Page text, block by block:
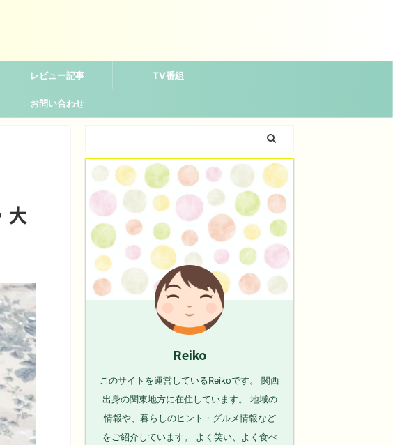
レビュー記事 TV番組
お問い合わせ
大
Reiko
このサイトを運営しているReikoです。 関西
出身の関東地方に在住しています。 地域の
情報や、暮らしのヒント・グルメ情報など
をご紹介しています。 よく笑い、よく食べ